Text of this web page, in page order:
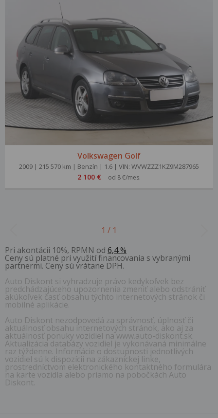
Volkswagen Golf
2009 | 215 570 km | Benzín | 1.6 | VIN: WVWZZZ1KZ9M287965
2 100 € od 8 €/mes.
1 / 1
Pri akontácii 10%, RPMN od 6,4 %
Ceny sú platné pri využití financovania s vybranými
partnermi. Ceny sú vrátane DPH.
Auto Diskont si vyhradzuje právo kedykoľvek bez
predchádzajúceho upozornenia zmeniť alebo odstrániť
akúkoľvek časť obsahu týchto internetových stránok či
mobilné aplikácie.
Auto Diskont nezodpovedá za správnosť, úplnosť či
aktuálnosť obsahu internetových stránok, ako aj za
aktuálnosť ponuky vozidiel na www.auto-diskont.sk.
Aktualizácia databázy vozidiel je vykonávaná minimálne
raz týždenne. Informácie o dostupnosti jednotlivých
vozidiel sú k dispozícii na zákazníckej linke,
prostredníctvom elektronického kontaktného formulára
na karte vozidla alebo priamo na pobočkách Auto
Diskont.